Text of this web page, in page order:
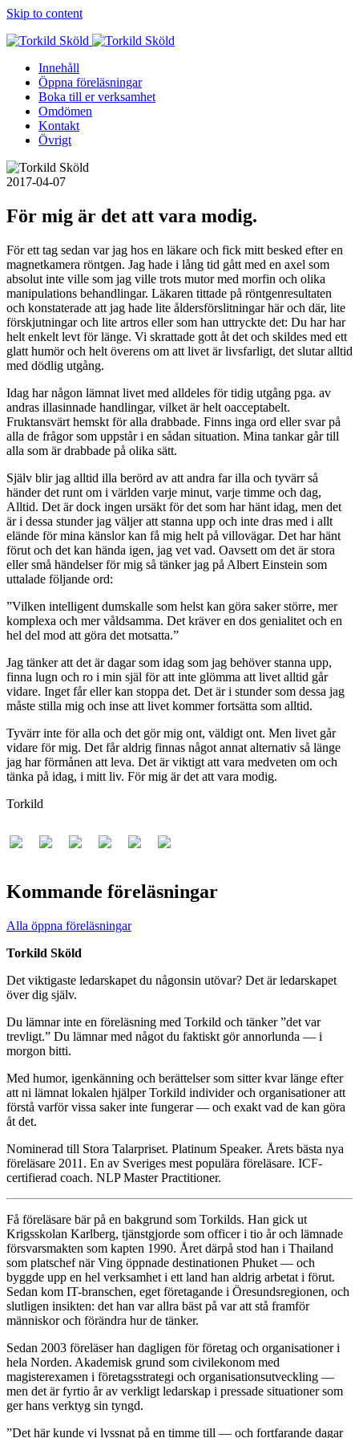
Skip to content
Innehåll
Öppna föreläsningar
Boka till er verksamhet
Omdömen
Kontakt
Övrigt
2017-04-07
För mig är det att vara modig.
För ett tag sedan var jag hos en läkare och fick mitt besked efter en
magnetkamera röntgen. Jag hade i lång tid gått med en axel som
absolut inte ville som jag ville trots mutor med morfin och olika
manipulations behandlingar. Läkaren tittade på röntgenresultaten
och konstaterade att jag hade lite åldersförslitningar här och där, lite
förskjutningar och lite artros eller som han uttryckte det: Du har har
helt enkelt levt för länge. Vi skrattade gott åt det och skildes med ett
glatt humör och helt överens om att livet är livsfarligt, det slutar alltid
med dödlig utgång.
Idag har någon lämnat livet med alldeles för tidig utgång pga. av
andras illasinnade handlingar, vilket är helt oacceptabelt.
Fruktansvärt hemskt för alla drabbade. Finns inga ord eller svar på
alla de frågor som uppstår i en sådan situation. Mina tankar går till
alla som är drabbade på olika sätt.
Själv blir jag alltid illa berörd av att andra far illa och tyvärr så
händer det runt om i världen varje minut, varje timme och dag,
Alltid. Det är dock ingen ursäkt för det som har hänt idag, men det
är i dessa stunder jag väljer att stanna upp och inte dras med i allt
elände för mina känslor kan få mig helt på villovägar. Det har hänt
förut och det kan hända igen, jag vet vad. Oavsett om det är stora
eller små händelser för mig så tänker jag på Albert Einstein som
uttalade följande ord:
”Vilken intelligent dumskalle som helst kan göra saker större, mer
komplexa och mer våldsamma. Det kräver en dos genialitet och en
hel del mod att göra det motsatta.”
Jag tänker att det är dagar som idag som jag behöver stanna upp,
finna lugn och ro i min själ för att inte glömma att livet alltid går
vidare. Inget får eller kan stoppa det. Det är i stunder som dessa jag
måste stilla mig och inse att livet kommer fortsätta som alltid.
Tyvärr inte för alla och det gör mig ont, väldigt ont. Men livet går
vidare för mig. Det får aldrig finnas något annat alternativ så länge
jag har förmånen att leva. Det är viktigt att vara medveten om och
tänka på idag, i mitt liv. För mig är det att vara modig.
Torkild
Kommande föreläsningar
Alla öppna föreläsningar
Torkild Sköld
Det viktigaste ledarskapet du någonsin utövar? Det är ledarskapet
över dig själv.
Du lämnar inte en föreläsning med Torkild och tänker ”det var
trevligt.” Du lämnar med något du faktiskt gör annorlunda — i
morgon bitti.
Med humor, igenkänning och berättelser som sitter kvar länge efter
att ni lämnat lokalen hjälper Torkild individer och organisationer att
förstå varför vissa saker inte fungerar — och exakt vad de kan göra
åt det.
Nominerad till Stora Talarpriset. Platinum Speaker. Årets bästa nya
föreläsare 2011. En av Sveriges mest populära föreläsare. ICF-
certifierad coach. NLP Master Practitioner.
Få föreläsare bär på en bakgrund som Torkilds. Han gick ut
Krigsskolan Karlberg, tjänstgjorde som officer i tio år och lämnade
försvarsmakten som kapten 1990. Året därpå stod han i Thailand
som platschef när Ving öppnade destinationen Phuket — och
byggde upp en hel verksamhet i ett land han aldrig arbetat i förut.
Sedan kom IT-branschen, eget företagande i Öresundsregionen, och
slutligen insikten: det han var allra bäst på var att stå framför
människor och förändra hur de tänker.
Sedan 2003 föreläser han dagligen för företag och organisationer i
hela Norden. Akademisk grund som civilekonom med
magisterexamen i företagsstrategi och organisationsutveckling —
men det är fyrtio år av verkligt ledarskap i pressade situationer som
ger hans verktyg sin tyngd.
”Det här kunde vi lyssnat på en timme till — och fortfarande dagar